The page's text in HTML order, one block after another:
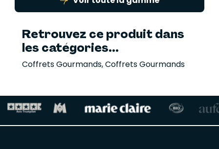
Retrouvez ce produit dans
les catégories...
Coffrets Gourmands,Coffrets Gourmands